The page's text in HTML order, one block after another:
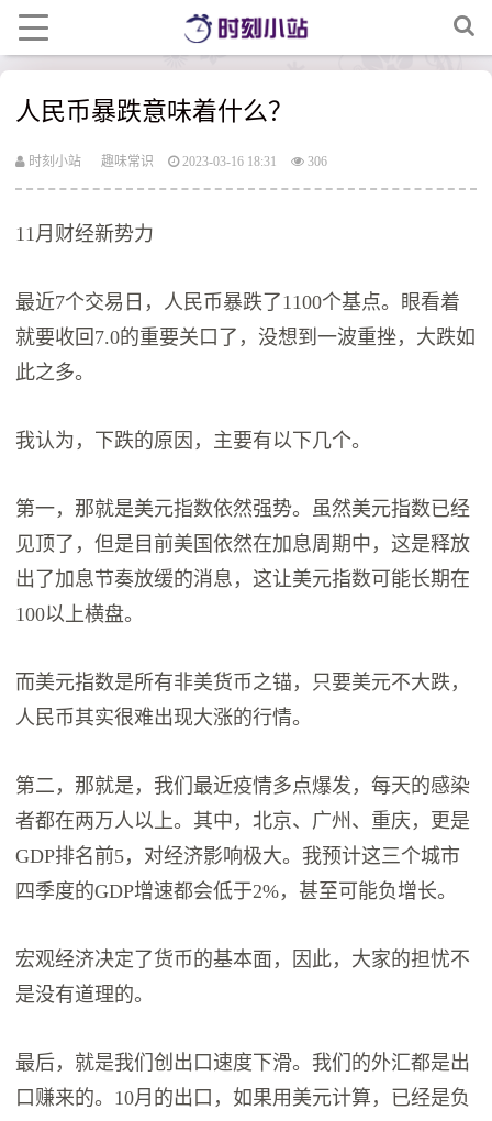
人民币暴跌意味着什么？
时刻小站 趣味常识 2023-03-16 18:31 306
11月财经新势力
最近7个交易日，人民币暴跌了1100个基点。眼看着
就要收回7.0的重要关口了，没想到一波重挫，大跌如
此之多。
我认为，下跌的原因，主要有以下几个。
第一，那就是美元指数依然强势。虽然美元指数已经
见顶了，但是目前美国依然在加息周期中，这是释放
出了加息节奏放缓的消息，这让美元指数可能长期在
100以上横盘。
而美元指数是所有非美货币之锚，只要美元不大跌，
人民币其实很难出现大涨的行情。
第二，那就是，我们最近疫情多点爆发，每天的感染
者都在两万人以上。其中，北京、广州、重庆，更是
GDP排名前5，对经济影响极大。我预计这三个城市
四季度的GDP增速都会低于2%，甚至可能负增长。
宏观经济决定了货币的基本面，因此，大家的担忧不
是没有道理的。
最后，就是我们创出口速度下滑。我们的外汇都是出
口赚来的。10月的出口，如果用美元计算，已经是负